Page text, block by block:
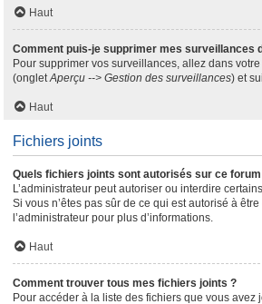
Haut
Comment puis-je supprimer mes surveillances
Pour supprimer vos surveillances, allez dans
(ongletAperçu --> Gestion des surveillances) et
Haut
Fichiers joints
Quels fichiers joints sont autorisés sur ce
L’administrateur peut autoriser ou interdire
Si vous n’êtes pas sûr de ce qui est autorisé à
l’administrateur pour plus d’informations.
Haut
Comment trouver tous mes fichiers joints ?
Pour accéder à la liste des fichiers que vous avez